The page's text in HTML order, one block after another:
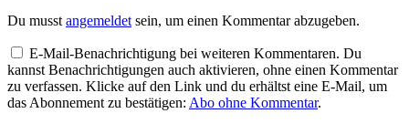
Du musst angemeldet sein, um einen Kommentar abzugeben.
E-Mail-Benachrichtigung bei weiteren Kommentaren. Du
kannst Benachrichtigungen auch aktivieren, ohne einen Kommentar
zu verfassen. Klicke auf den Link und du erhältst eine E-Mail, um
das Abonnement zu bestätigen: Abo ohne Kommentar.